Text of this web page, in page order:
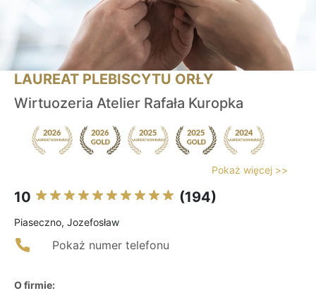
LAUREAT PLEBISCYTU ORŁY
Wirtuozeria Atelier Rafała Kuropka
Pokaż więcej >>
10 (194)
Piaseczno, Jozefosław
Pokaż numer telefonu
O firmie: